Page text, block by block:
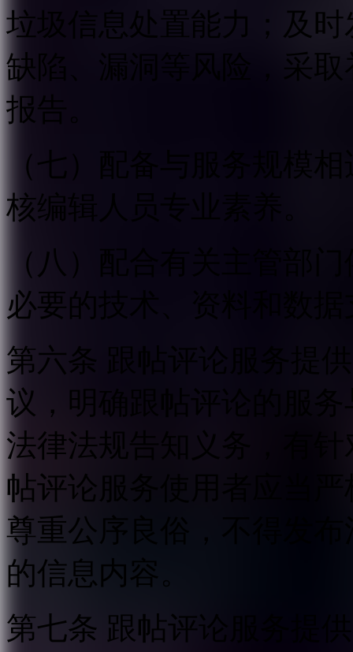
垃圾信息处置能力；及
缺陷、漏洞等风险，采
报告。
（七）配备与服务规模
核编辑人员专业素养。
（八）配合有关主管部
必要的技术、资料和数
第六条 跟帖评论服务提
议，明确跟帖评论的服
法律法规告知义务，有
帖评论服务使用者应当
尊重公序良俗，不得发
的信息内容。
第七条 跟帖评论服务提